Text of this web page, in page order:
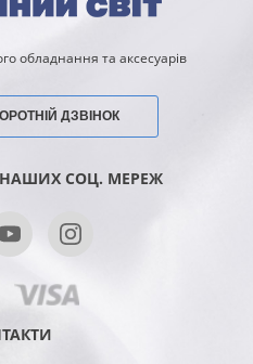
обладнання та аксесуарів
ДЗВІНОК
СОЦ. МЕРЕЖ